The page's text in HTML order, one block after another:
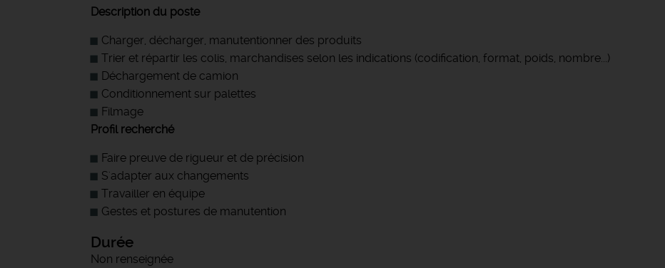
Description du poste
Charger, décharger, manutentionner des produits
Trier et répartir les colis, marchandises selon les indications (codification, format, poids, nombre...)
Déchargement de camion
Conditionnement sur palettes
Filmage
Profil recherché
Faire preuve de rigueur et de précision
S'adapter aux changements
Travailler en équipe
Gestes et postures de manutention
Durée
Non renseignée